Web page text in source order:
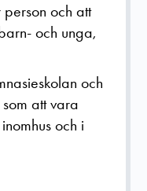
och att
och unga,
och
att vara
och i